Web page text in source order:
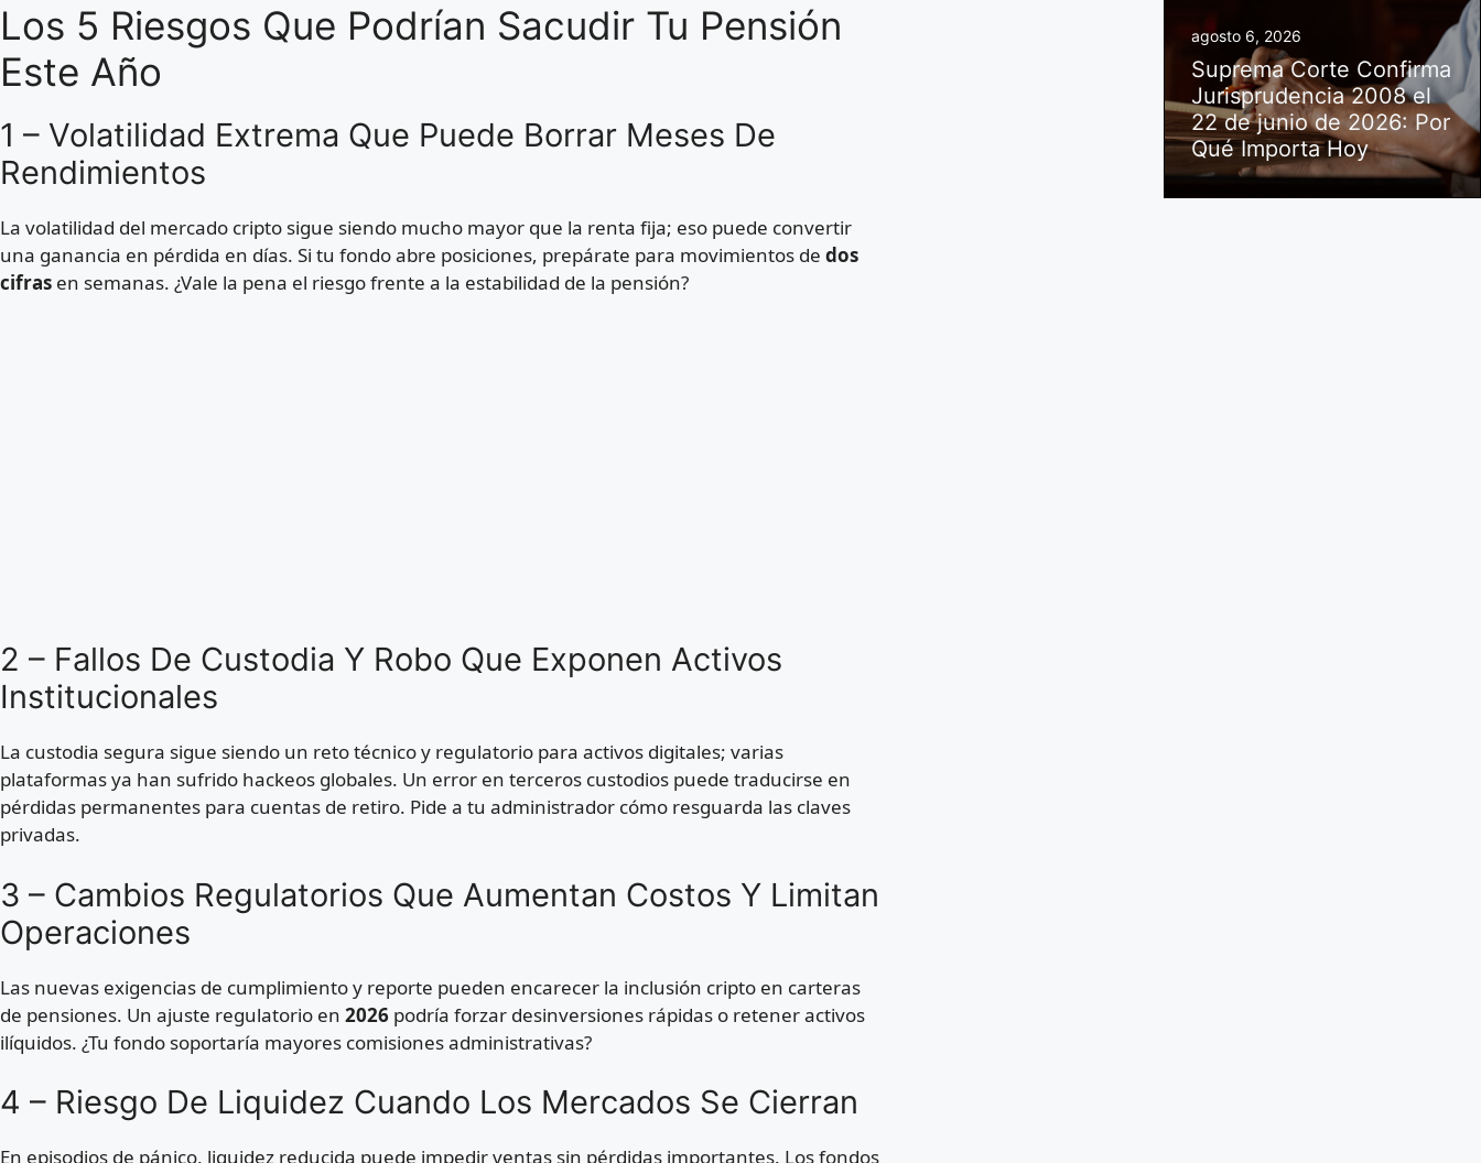
Los 5 Riesgos Que Podrían Sacudir Tu Pensión
Este Año
1 – Volatilidad Extrema Que Puede Borrar Meses De
Rendimientos
La volatilidad del mercado cripto sigue siendo mucho mayor que la renta fija; eso puede convertir
una ganancia en pérdida en días. Si tu fondo abre posiciones, prepárate para movimientos de dos
cifras en semanas. ¿Vale la pena el riesgo frente a la estabilidad de la pensión?
2 – Fallos De Custodia Y Robo Que Exponen Activos
Institucionales
La custodia segura sigue siendo un reto técnico y regulatorio para activos digitales; varias
plataformas ya han sufrido hackeos globales. Un error en terceros custodios puede traducirse en
pérdidas permanentes para cuentas de retiro. Pide a tu administrador cómo resguarda las claves
privadas.
3 – Cambios Regulatorios Que Aumentan Costos Y Limitan
Operaciones
Las nuevas exigencias de cumplimiento y reporte pueden encarecer la inclusión cripto en carteras
de pensiones. Un ajuste regulatorio en 2026 podría forzar desinversiones rápidas o retener activos
ilíquidos. ¿Tu fondo soportaría mayores comisiones administrativas?
4 – Riesgo De Liquidez Cuando Los Mercados Se Cierran
En episodios de pánico, liquidez reducida puede impedir ventas sin pérdidas importantes. Los fondos
agosto 6, 2026
Suprema Corte Confirma
Jurisprudencia 2008 el
22 de junio de 2026: Por
Qué Importa Hoy